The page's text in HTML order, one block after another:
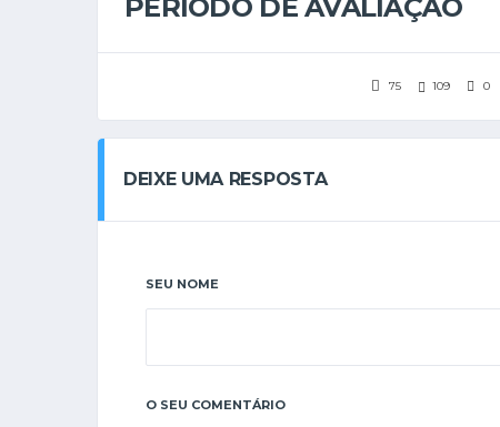
PERÍODO DE AVALIAÇÃO
75 109 0
DEIXE UMA RESPOSTA
SEU NOME
O SEU COMENTÁRIO